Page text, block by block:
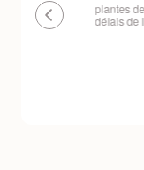
plantes
délais de